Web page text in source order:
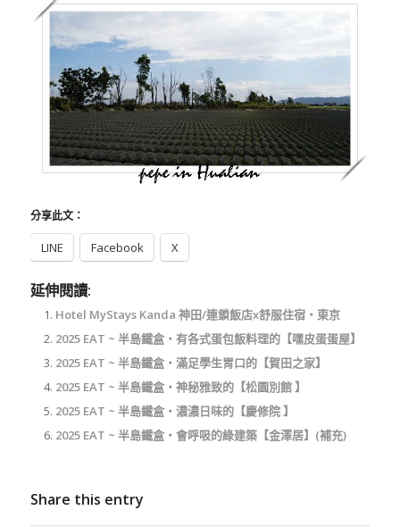
分享此文：
LINE Facebook X
延伸閱讀:
Hotel MyStays Kanda 神田/連鎖飯店x舒服住宿‧東京
2025 EAT ~ 半島鐵盒‧有各式蛋包飯料理的【嘿皮蛋蛋屋】
2025 EAT ~ 半島鐵盒‧滿足學生胃口的【賀田之家】
2025 EAT ~ 半島鐵盒‧神秘雅致的【松園別館 】
2025 EAT ~ 半島鐵盒‧濃濃日味的【慶修院 】
2025 EAT ~ 半島鐵盒‧會呼吸的綠建築【金澤居】(補充)
Share this entry